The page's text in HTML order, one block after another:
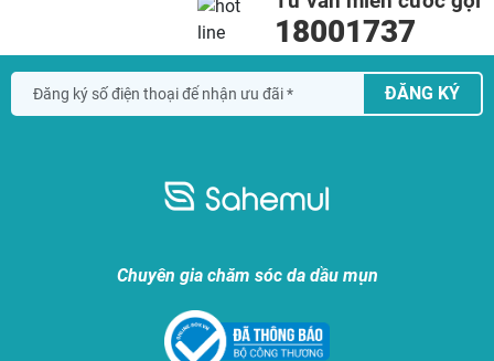
18001737
ĐĂNG KÝ
Chuyên gia chăm sóc da dầu mụn